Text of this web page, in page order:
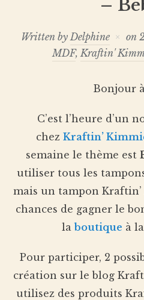
–
Written byDelphine on
MDF,Kraftin'
Bonjour
C’est l’heure d’un
chez Kraftin’
semaine le thème est
utiliser tous les
mais un tampon
chances de gagner le
laboutique à
Pour participer, 2
création sur le blog
utilisez des produits